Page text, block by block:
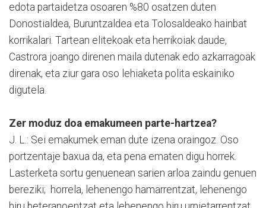
edota partaidetza osoaren %80 osatzen duten
Donostialdea, Buruntzaldea eta Tolosaldeako hainbat
korrikalari. Tartean elitekoak eta herrikoiak daude,
Castrora joango direnen maila dutenak edo azkarragoak
direnak, eta ziur gara oso lehiaketa polita eskainiko
digutela.
Zer moduz doa emakumeen parte-hartzea?
J. L.: Sei emakumek eman dute izena oraingoz. Oso
portzentaje baxua da, eta pena ematen digu horrek.
Lasterketa sortu genuenean sarien arloa zaindu genuen
bereziki; horrela, lehenengo hamarrentzat, lehenengo